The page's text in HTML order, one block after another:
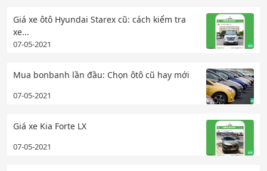
Giá xe ôtô Hyundai Starex cũ: cách kiểm tra
xe...
07-05-2021
Mua bonbanh lần đầu: Chọn ôtô cũ hay mới
07-05-2021
Giá xe Kia Forte LX
07-05-2021